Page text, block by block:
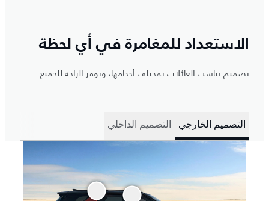
الاستعداد للمغامرة في أي لحظة
تصميم يناسب العائلات بمختلف أحجامها، ويوفر الراحة للجميع.
التصميم الخارجي التصميم الداخلي